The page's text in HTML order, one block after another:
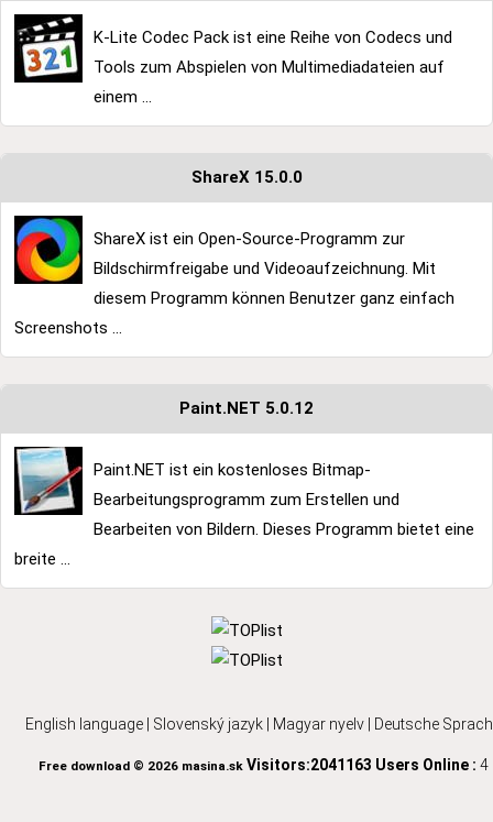
K-Lite Codec Pack ist eine Reihe von Codecs und
Tools zum Abspielen von Multimediadateien auf
einem ...
ShareX 15.0.0
ShareX ist ein Open-Source-Programm zur
Bildschirmfreigabe und Videoaufzeichnung. Mit
diesem Programm können Benutzer ganz einfach
Screenshots ...
Paint.NET 5.0.12
Paint.NET ist ein kostenloses Bitmap-
Bearbeitungsprogramm zum Erstellen und
Bearbeiten von Bildern. Dieses Programm bietet eine
breite ...
English language Slovenský jazyk Magyar nyelv Deutsche
Free download © 2026 masina.skVisitors:2041163 Users Online : 4